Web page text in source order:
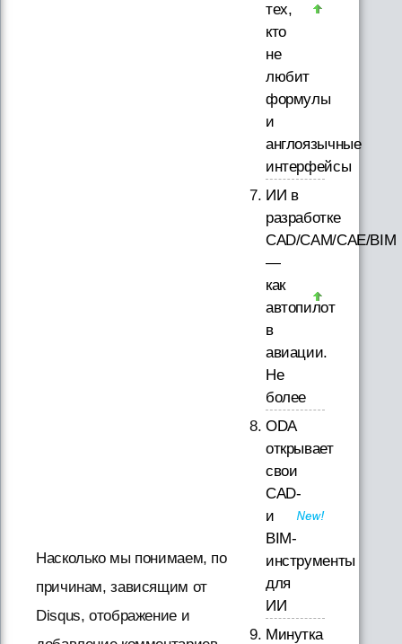
Насколько мы понимаем, по
причинам, зависящим от
Disqus, отображение и
тех,
кто
не
любит
формулы
и
англоязычные
интерфейсы
ИИ в
разработке
CAD/CAM/CAE/BIM
—
как
автопилот
в
авиации.
Не
более
ODA
открывает
свои
CAD-
и
BIM-
инструменты
для
ИИ
Минутка